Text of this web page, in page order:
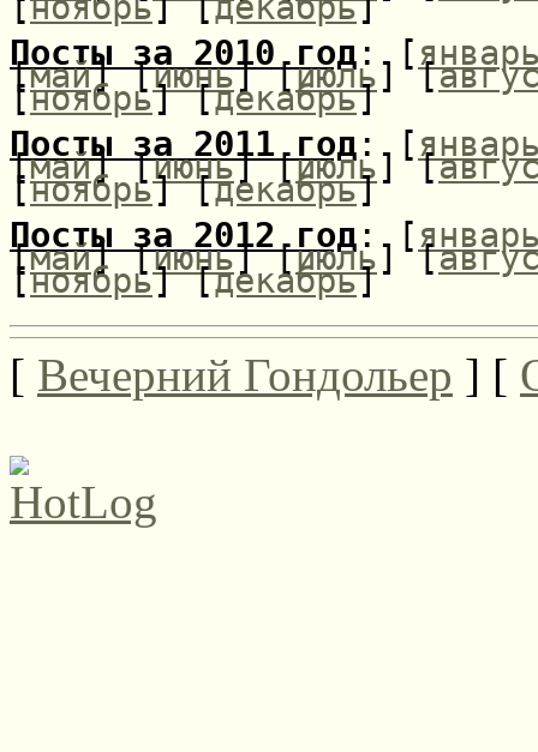
Посты за 2010 год : [
[май] [июнь] [июль] [
[ноябрь] [декабрь]
Посты за 2011 год : [
[май] [июнь] [июль] [
[ноябрь] [декабрь]
Посты за 2012 год : [
[май] [июнь] [июль] [
[ноябрь] [декабрь]
[ Вечерний Гондольер ] [